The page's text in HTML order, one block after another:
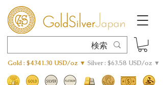
Gold : $4341.30 USD/oz ▼ Silver : $63.58 USD/oz ▼